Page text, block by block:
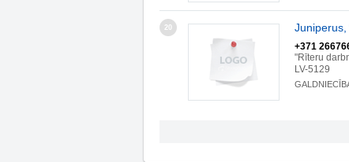
20 Juniperus,
+371
"Rīteru
LV-5129